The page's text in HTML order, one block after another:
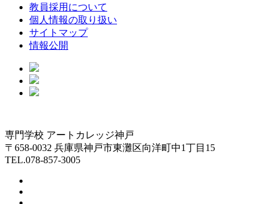
教員採用について
個人情報の取り扱い
サイトマップ
情報公開
専門学校 アートカレッジ神戸
〒658-0032 兵庫県神戸市東灘区向洋町中1丁目15
TEL.078-857-3005